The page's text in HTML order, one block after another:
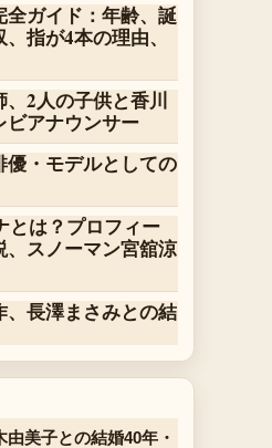
全ガイド：年齢、誕
指が4本の理由、
2人の子供と香川
ビアナウンサー
・モデルとしての
とは？プロフィー
スノーマン宮舘涼
長澤まさみとの結
美子との結婚40年・